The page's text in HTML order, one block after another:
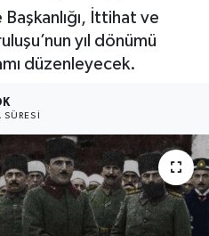
İttihat ve
yıl dönümü
düzenleyecek.